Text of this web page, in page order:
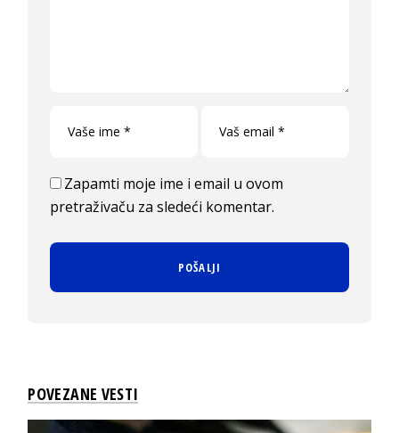
Zapamti moje ime i email u ovom
pretraživaču za sledeći komentar.
POVEZANE VESTI